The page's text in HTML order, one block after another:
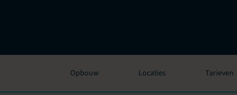
Opbouw Locaties Tarieven